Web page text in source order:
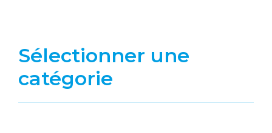
Sélectionner une
catégorie